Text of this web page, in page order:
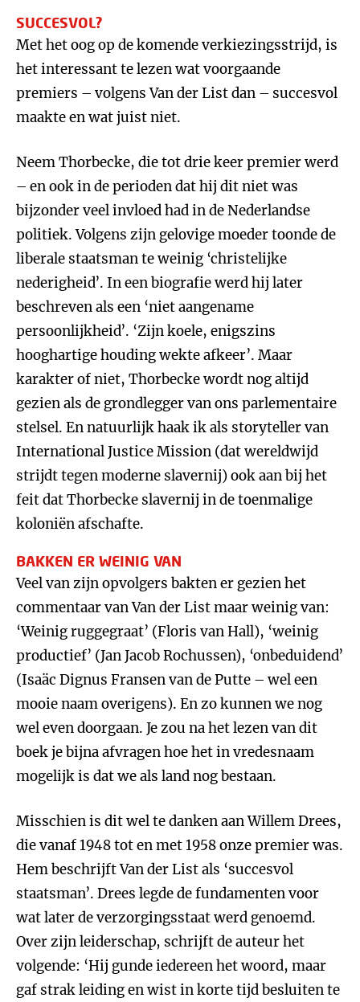
SUCCESVOL?
Met het oog op de komende verkiezingsstrijd, is
het interessant te lezen wat voorgaande
premiers – volgens Van der List dan – succesvol
maakte en wat juist niet.
Neem Thorbecke, die tot drie keer premier werd
– en ook in de perioden dat hij dit niet was
bijzonder veel invloed had in de Nederlandse
politiek. Volgens zijn gelovige moeder toonde de
liberale staatsman te weinig ‘christelijke
nederigheid’. In een biografie werd hij later
beschreven als een ‘niet aangename
persoonlijkheid’. ‘Zijn koele, enigszins
hooghartige houding wekte afkeer’. Maar
karakter of niet, Thorbecke wordt nog altijd
gezien als de grondlegger van ons parlementaire
stelsel. En natuurlijk haak ik als storyteller van
International Justice Mission (dat wereldwijd
strijdt tegen moderne slavernij) ook aan bij het
feit dat Thorbecke slavernij in de toenmalige
koloniën afschafte.
BAKKEN ER WEINIG VAN
Veel van zijn opvolgers bakten er gezien het
commentaar van Van der List maar weinig van:
‘Weinig ruggegraat’ (Floris van Hall), ‘weinig
productief’ (Jan Jacob Rochussen), ‘onbeduidend’
(Isaäc Dignus Fransen van de Putte – wel een
mooie naam overigens). En zo kunnen we nog
wel even doorgaan. Je zou na het lezen van dit
boek je bijna afvragen hoe het in vredesnaam
mogelijk is dat we als land nog bestaan.
Misschien is dit wel te danken aan Willem Drees,
die vanaf 1948 tot en met 1958 onze premier was.
Hem beschrijft Van der List als ‘succesvol
staatsman’. Drees legde de fundamenten voor
wat later de verzorgingsstaat werd genoemd.
Over zijn leiderschap, schrijft de auteur het
volgende: ‘Hij gunde iedereen het woord, maar
gaf strak leiding en wist in korte tijd besluiten te